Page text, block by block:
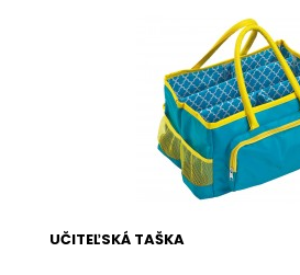
UČITEĽSKÁ TAŠKA